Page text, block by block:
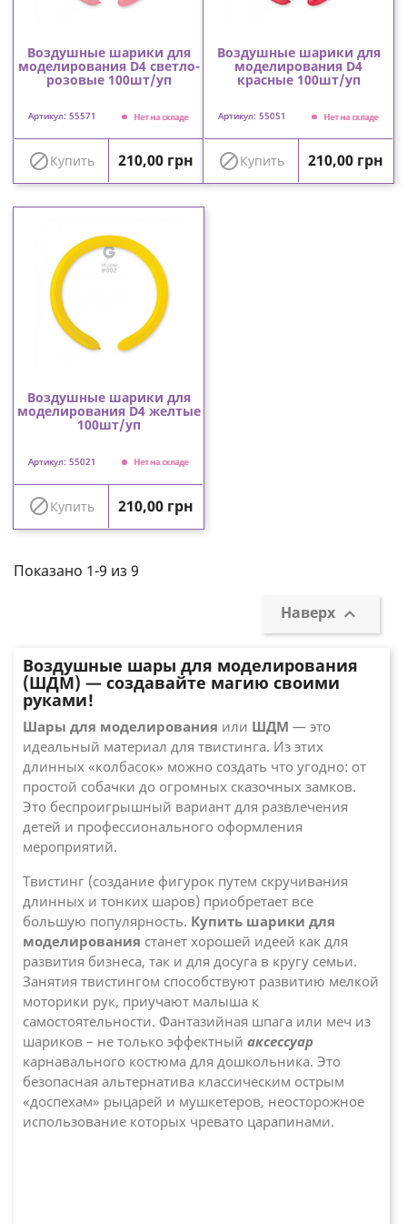
Воздушные шарики для
моделирования D4 светло-
розовые 100шт/уп
Артикул: 55571 Нет на складе
Купить Цена
210,00 грн
Воздушные шарики для
моделирования D4
красные 100шт/уп
Артикул: 55051 Нет на складе
Купить Цена
210,00 грн
Воздушные шарики для
моделирования D4 желтые
100шт/уп
Артикул: 55021 Нет на складе
Купить Цена
210,00 грн
Показано 1-9 из 9
Наверх 
Воздушные шары для моделирования
(ШДМ) — создавайте магию своими
руками!
Шары для моделирования или ШДМ — это
идеальный материал для твистинга. Из этих
длинных «колбасок» можно создать что угодно: от
простой собачки до огромных сказочных замков.
Это беспроигрышный вариант для развлечения
детей и профессионального оформления
мероприятий.
Твистинг (создание фигурок путем скручивания
длинных и тонких шаров) приобретает все
большую популярность. Купить шарики для
моделирования станет хорошей идеей как для
развития бизнеса, так и для досуга в кругу семьи.
Занятия твистингом способствуют развитию мелкой
моторики рук, приучают малыша к
самостоятельности. Фантазийная шпага или меч из
шариков – не только эффектный аксессуар
карнавального костюма для дошкольника. Это
безопасная альтернатива классическим острым
«доспехам» рыцарей и мушкетеров, неосторожное
использование которых чревато царапинами.